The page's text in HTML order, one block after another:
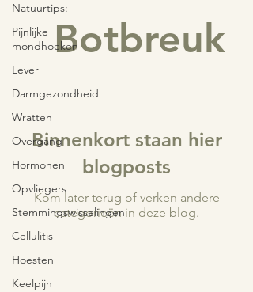
Natuurtips:
Pijnlijke
mondhoeken
Lever
Darmgezondheid
Wratten
Overgang
Hormonen
Opvliegers
Stemmingswisselingen
Cellulitis
Hoesten
Keelpijn
Botbreuk
Binnenkort staan hier
blogposts
Kom later terug of verken andere
categorieën in deze blog.